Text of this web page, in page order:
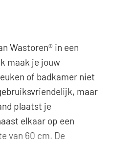
Wastoren® in een
maak je jouw
of badkamer niet
maar
plaatst je
elkaar op een
van 60 cm. De